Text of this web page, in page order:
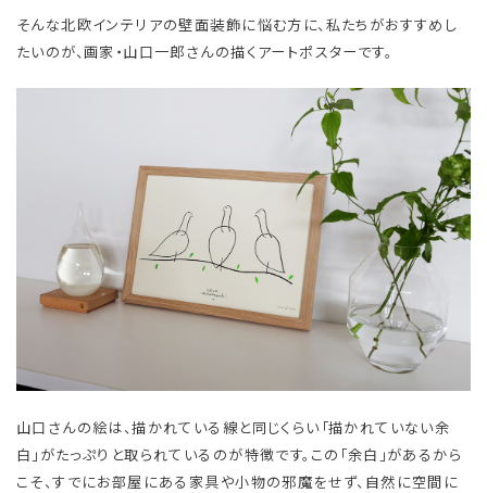
そんな北欧インテリアの壁面装飾に悩む方に、私たちがおすすめし
たいのが、画家・山口一郎さんの描くアートポスターです。
山口さんの絵は、描かれている線と同じくらい「描かれていない余
白」がたっぷりと取られているのが特徴です。この「余白」があるから
こそ、すでにお部屋にある家具や小物の邪魔をせず、自然に空間に